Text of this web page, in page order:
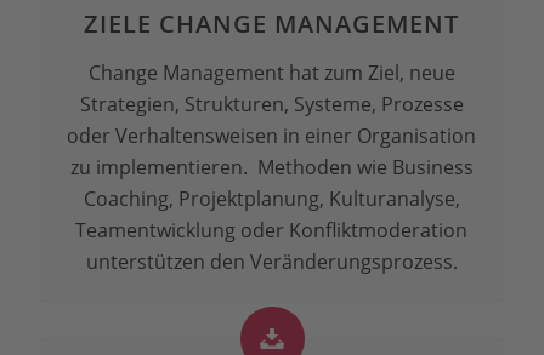
ZIELE CHANGE MANAGEMENT
Change Management hat zum Ziel, neue
Strategien, Strukturen, Systeme, Prozesse
oder Verhaltensweisen in einer Organisation
zu implementieren. Methoden wie Business
Coaching, Projektplanung, Kulturanalyse,
Teamentwicklung oder Konfliktmoderation
unterstützen den Veränderungsprozess.